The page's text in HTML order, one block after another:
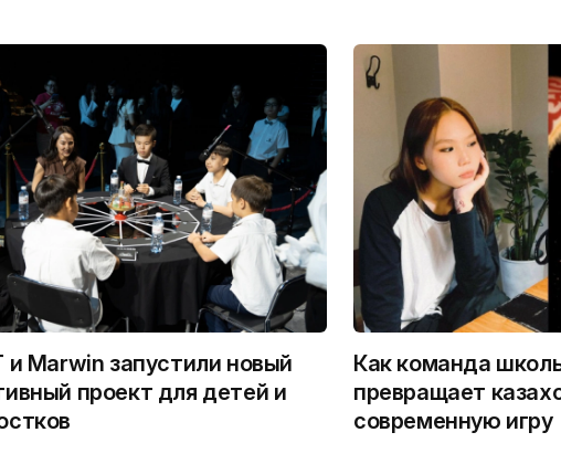
и Marwin запустили новый
проект для детей и
Как команда
превращает
современную игру